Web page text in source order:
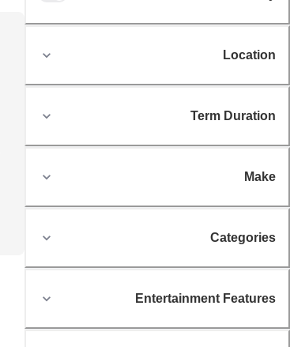
Location
Term Duration
Make
Categories
Entertainment Features